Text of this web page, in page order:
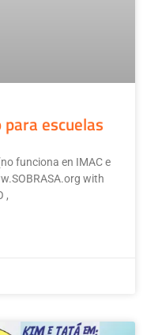
para escuelas
funciona en IMAC e
with
,